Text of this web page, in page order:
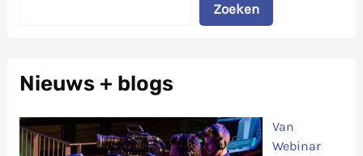
Zoeken
Nieuws + blogs
Van
Webinar